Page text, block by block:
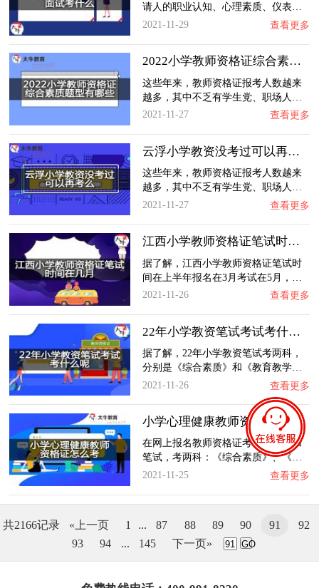
请人的职业认知、心理素质、仪表…
2021-11-29
查看更多
2022小学教师资格证综合素质题型有哪些？
这些年来，教师资格证报考人数越来
越多，其中不乏有学生党、职场人…
2021-11-27
查看更多
云浮小学教资没考过可以再考么？
这些年来，教师资格证报考人数越来
越多，其中不乏有学生党、职场人…
2021-11-27
查看更多
江西小学教师资格证笔试时间在几月？
据了解，江西小学教师资格证笔试时
间在上半年报名在3月考试在5月，…
2021-11-26
查看更多
22年小学教资笔试考试考什么呢？
据了解，22年小学教资笔试考两科，
分别是《综合素质》和《教育教学…
2021-11-26
查看更多
小学心理健康教师资格证怎么考？
在网上报名教师资格证考试，先参加
笔试，考两科：《综合素质》、《…
2021-11-25
查看更多
共2166记录 «上一页 1 ... 87 88 89 90 91
92
93
94 ... 145 下一页» GO